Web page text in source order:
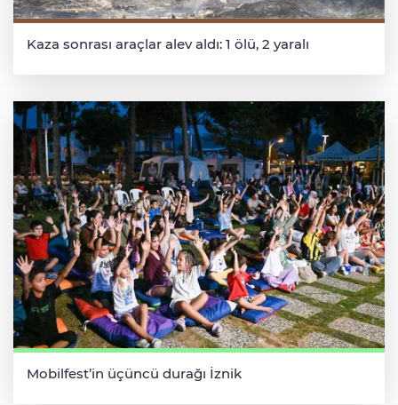
Kaza sonrası araçlar alev aldı: 1 ölü, 2 yaralı
Mobilfest’in üçüncü durağı İznik